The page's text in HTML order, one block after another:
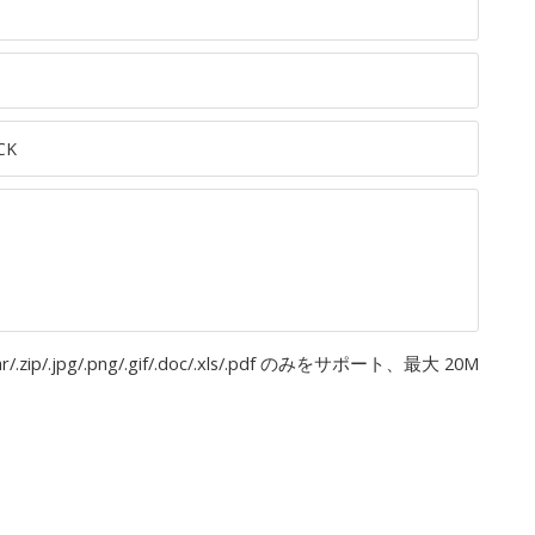
.zip/.jpg/.png/.gif/.doc/.xls/.pdf のみをサポート、最大 20M